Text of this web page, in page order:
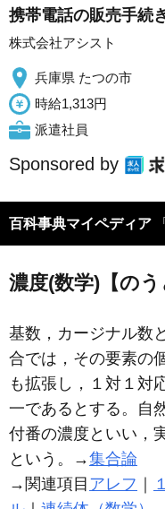
携帯電話の販売手続
株式会社アシスト
兵庫県 たつの市
時給1,313円
派遣社員
Sponsored by
百科事典マイペディア
濃度(数学)【のう
基数，カージナル数
合では，その要素の
も拡張し，１対１対
一であるとする。自
付番の濃度といい，
という。→集合論
→関連項目 アレフ